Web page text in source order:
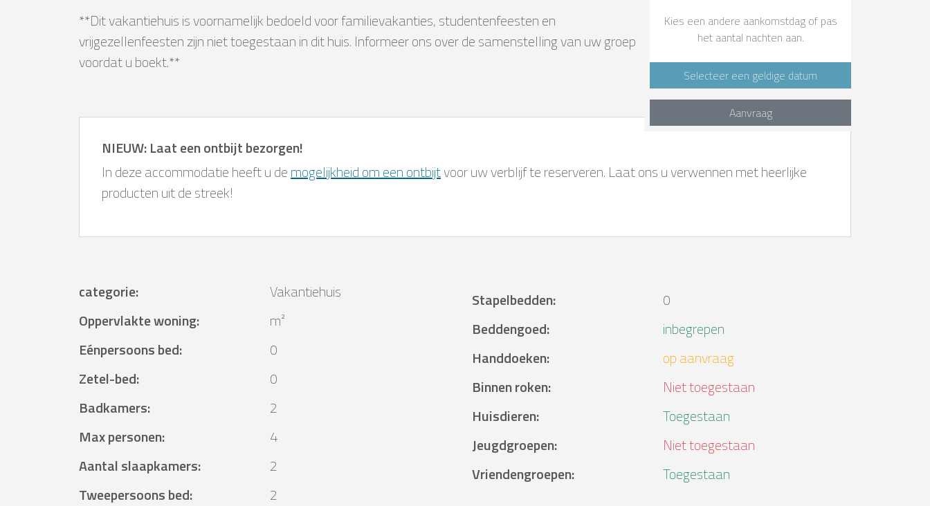
Kies een andere aankomstdag of pas
het aantal nachten aan.
Selecteer een geldige datum
Aanvraag
**Dit vakantiehuis is voornamelijk bedoeld voor familievakanties, studentenfeesten en
vrijgezellenfeesten zijn niet toegestaan in dit huis. Informeer ons over de samenstelling van uw groep
voordat u boekt.**
NIEUW: Laat een ontbijt bezorgen!
In deze accommodatie heeft u demogelijkheid om een ontbijtvoor uw verblijf te reserveren. Laat ons u verwennen met heerlijke
producten uit de streek!
categorie:
Vakantiehuis
Oppervlakte woning:
m²
Eénpersoons bed:
0
Zetel-bed:
0
Badkamers:
2
Max personen:
4
Aantal slaapkamers:
2
Tweepersoons bed: 2
Stapelbedden:
0
Beddengoed:
inbegrepen
Handdoeken:
op aanvraag
Binnen roken:
Niet toegestaan
Huisdieren:
Toegestaan
Jeugdgroepen:
Niet toegestaan
Vriendengroepen: Toegestaan